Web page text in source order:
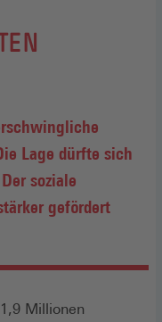
Lage dürfte sich
soziale
gefördert
Millionen